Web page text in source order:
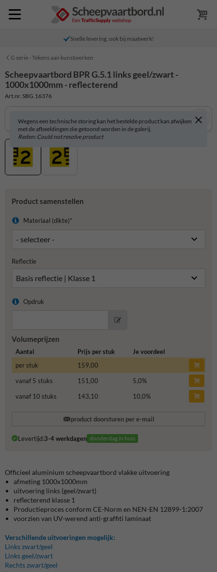
Snelle levering, ook bij maatwerk!
G serie - Tekens aan kunstwerken
Scheepvaartbord BPR G.5.1 links geel/zwart -
1000x1000mm - reflecterend
Art.nr. SBG.16376
Wegens een technische storing kan het bestelde product kan afwijken
met de afbeeldingen die getoond worden in de galerij.
Reden: Could not resolve product
Product samenstellen
Materiaal (dikte)*
Reflectie
Opdruk
Volumeprijzen
Aantal Prijs per stuk
Je voordeel
per stuk
159,00
vanaf 5 stuks
151,00 5,0%
vanaf 10 stuks
143,10 10,0%
product doorsturen per e-mail
Levertijd:3-4 werkdagen donderdag in huis
Officieel aluminium scheepvaartbord vlakke uitvoering
afmeting 1000x1000mm
uitvoering links (geel/zwart)
reflecterend klasse 1
Productieproces conform CE-Norm en NEN-EN 12899-1:2007
voorzien van UV-werend anti-graffiti laminaat
Verschillende uitvoeringen mogelijk:
Links zwart/geel
Links geel/zwart
Rechts zwart/geel